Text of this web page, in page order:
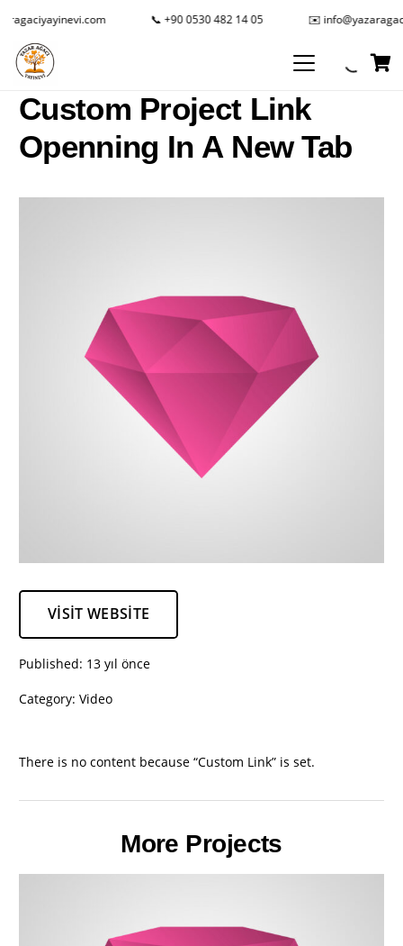
📞 +90 0530 482 14 05 ✉️
Custom Project Link
Openning In A New Tab
VISIT WEBSITE
Published: 13 yıl önce
Category: Video
There is no content because “Custom Link” is set.
More Projects